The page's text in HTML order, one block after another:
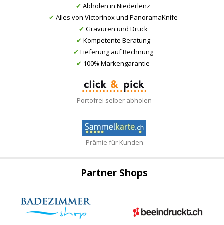
✔ Abholen in Niederlenz
✔ Alles von Victorinox und PanoramaKnife
✔ Gravuren und Druck
✔ Kompetente Beratung
✔ Lieferung auf Rechnung
✔ 100% Markengarantie
Portofrei selber abholen
Prämie für Kunden
Partner Shops